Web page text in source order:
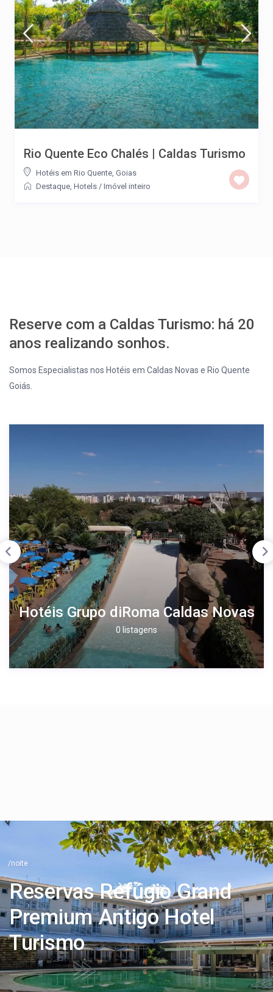
Rio Quente Eco Chalés | Caldas Turismo
Hotéis em Rio Quente, Goias
Destaque Hotels / Imóvel inteiro
Reserve com a Caldas Turismo: há 20
anos realizando sonhos.
Somos Especialistas nos Hotéis em Caldas Novas e Rio Quente
Goiás.
Hotéis Grupo diRoma Caldas Novas
0 listagens
/noite
Reservas Refúgio Grand
Premium Antigo Hotel
Turismo